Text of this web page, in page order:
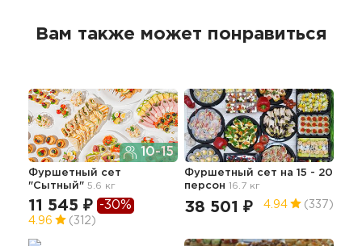
Вам также может понравиться
10-15
Фуршетный сет
"Сытный" 5.6 кг
11 545 ₽ -30%
4.96 (312)
Фуршетный сет на 15 - 20
персон
16.7 кг
38 501 ₽ 4.94 (337)